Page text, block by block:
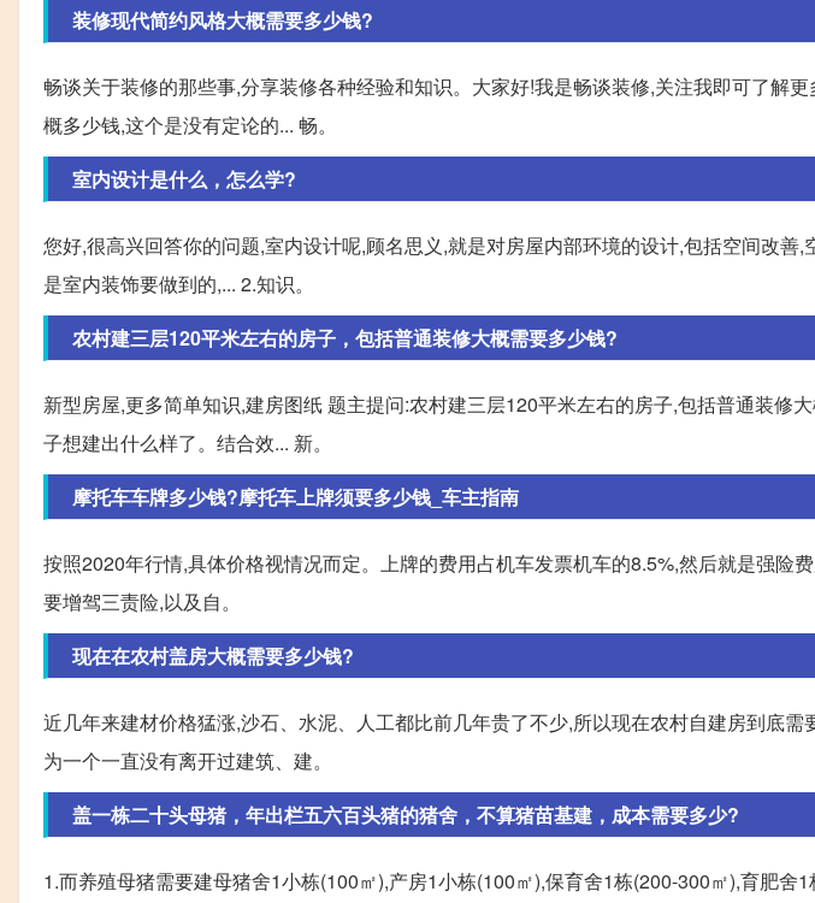
装修现代简约风格大概需要多少钱?
畅谈关于装修的那些事,分享装修各种经验和知识。大家好!我是畅谈装修,关注我即可了解
概多少钱,这个是没有定论的... 畅。
室内设计是什么，怎么学?
您好,很高兴回答你的问题,室内设计呢,顾名思义,就是对房屋内部环境的设计,包括空间改善
是室内装饰要做到的,... 2.知识。
农村建三层120平米左右的房子，包括普通装修大概需要多少钱?
新型房屋,更多简单知识,建房图纸 题主提问:农村建三层120平米左右的房子,包括普通装修
子想建出什么样了。结合效... 新。
摩托车车牌多少钱?摩托车上牌须要多少钱_车主指南
按照2020年行情,具体价格视情况而定。上牌的费用占机车发票机车的8.5%,然后就是强险
要增驾三责险,以及自。
现在在农村盖房大概需要多少钱?
近几年来建材价格猛涨,沙石、水泥、人工都比前几年贵了不少,所以现在农村自建房到底
为一个一直没有离开过建筑、建。
盖一栋二十头母猪，年出栏五六百头猪的猪舍，不算猪苗基建，成本需要多少?
1.而养殖母猪需要建母猪舍1小栋(100㎡),产房1小栋(100㎡),保育舍1栋(200-300㎡),育肥舍